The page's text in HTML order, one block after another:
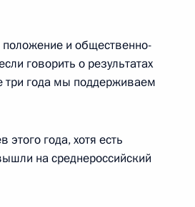
и общественно-
говорить о результатах
три года мы поддерживаем
года, хотя есть
на среднероссийский